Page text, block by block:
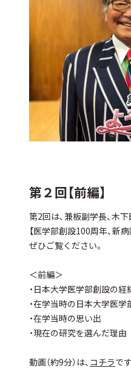
第２回【前編】
第2回は、兼板副学長、木
【医学部創設100周年、新
ぜひご覧ください。
＜前編＞
・日本大学医学部創設の経
・在学当時の日本大学医学
・在学当時の思い出
・現在の研究を選んだ理由
動画（約9分）は、 コチラです